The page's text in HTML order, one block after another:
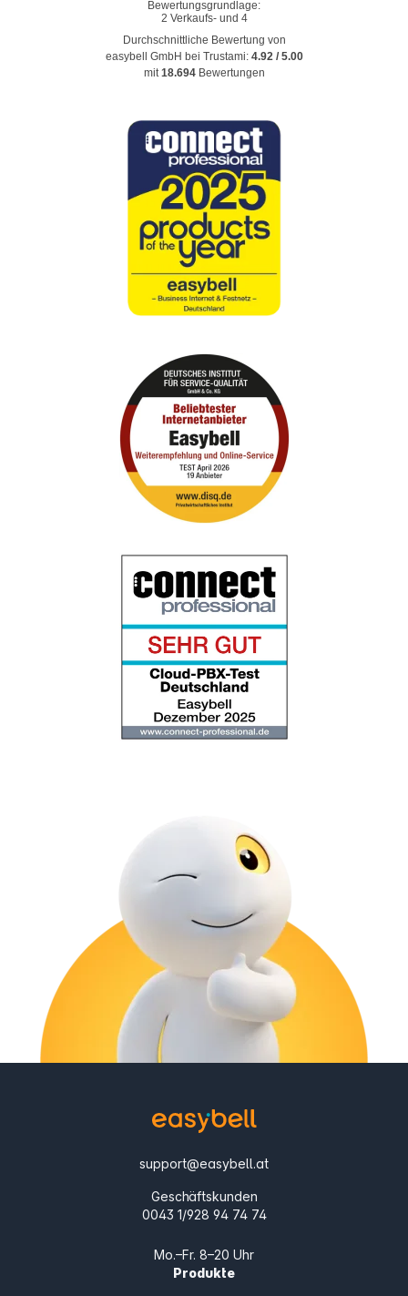
Durchschnittliche Bewertung von
easybell GmbH bei Trustami: 4.92/ 5.00
mit18.694 Bewertungen
support@easybell.at
Geschäftskunden
0043 1/928 94 74 74
Mo.–Fr. 8–20 Uhr
Produkte